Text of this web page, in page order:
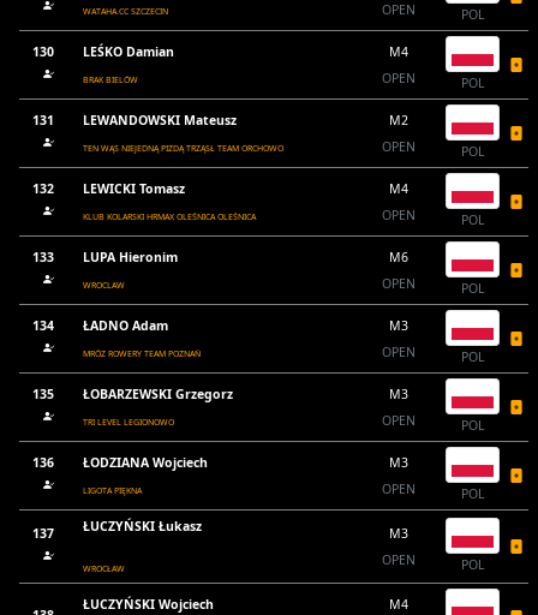
WATAHA.CC SZCZECIN
OPEN
POL
130 LEŚKO Damian
BRAK BIELÓW
M4
OPEN
POL
131 LEWANDOWSKI Mateusz
TEN WĄS NIEJEDNĄ PIZDĄ TRZĄSŁ TEAM ORCHOWO
M2
OPEN
POL
132 LEWICKI Tomasz
KLUB KOLARSKI HRMAX OLEŚNICA OLEŚNICA
M4
OPEN
POL
133 LUPA Hieronim
WROCLAW
M6
OPEN
POL
134 ŁADNO Adam
MRÓZ ROWERY TEAM POZNAŃ
M3
OPEN
POL
135 ŁOBARZEWSKI Grzegorz
TRI LEVEL LEGIONOWO
M3
OPEN
POL
136 ŁODZIANA Wojciech
LIGOTA PIĘKNA
M3
OPEN
POL
137 ŁUCZYŃSKI Łukasz
WROCŁAW
M3
OPEN
POL
ŁUCZYŃSKI Wojciech
M4